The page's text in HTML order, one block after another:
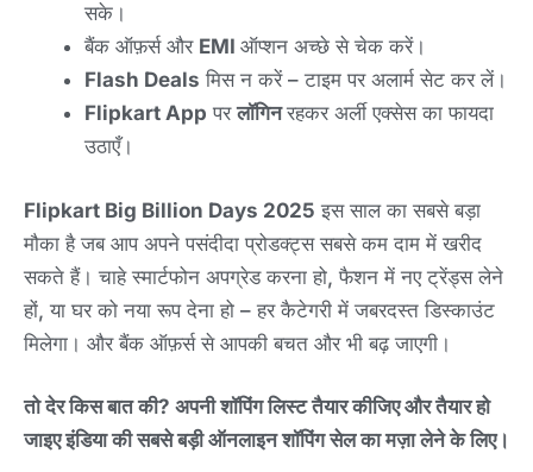
सके।
बैंक ऑफ़र्स और EMI ऑप्शन अच्छे से चेक करें।
Flash Deals मिस न करें – टाइम पर अलार्म सेट कर लें।
Flipkart App परलॉगिनरहकर अर्ली एक्सेस का फायदा
उठाएँ।
Flipkart Big Billion Days 2025 इस साल का सबसे बड़ा
मौका है जब आप अपने पसंदीदा प्रोडक्ट्स सबसे कम दाम में खरीद
सकते हैं। चाहे स्मार्टफोन अपग्रेड करना हो, फैशन में नए ट्रेंड्स लेने
हों, या घर को नया रूप देना हो – हर कैटेगरी में जबरदस्त डिस्काउंट
मिलेगा। और बैंक ऑफ़र्स से आपकी बचत और भी बढ़ जाएगी।
तो देर किस बात की? अपनी शॉपिंग लिस्ट तैयार कीजिए और तैयार हो
जाइए इंडिया की सबसे बड़ी ऑनलाइन शॉपिंग सेल का मज़ा लेने के लिए।